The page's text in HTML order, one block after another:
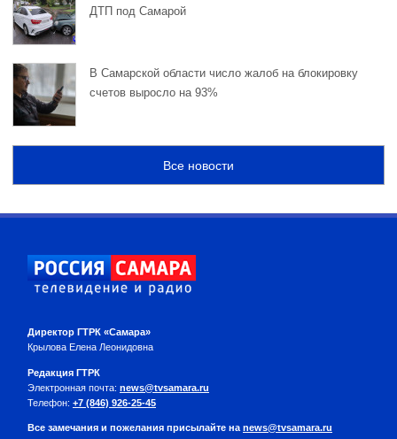
ДТП под Самарой
В Самарской области число жалоб на блокировку
счетов выросло на 93%
Все новости
Директор ГТРК «Самара»
Крылова Елена Леонидовна
Редакция ГТРК
Электронная почта: news@tvsamara.ru
Телефон: +7 (846) 926-25-45
Все замечания и пожелания присылайте на news@tvsamara.ru